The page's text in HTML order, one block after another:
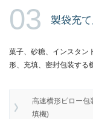
03 製袋充
菓子、砂糖、インスタン
形、充填、密封包装する
高速横形ピロー包
填機)